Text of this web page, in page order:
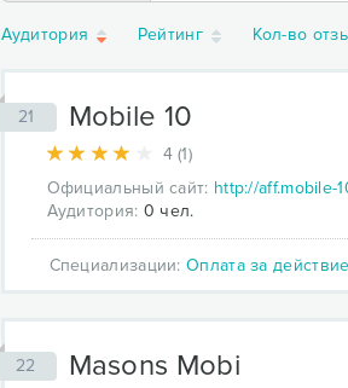
Аудитория Рейтинг Кол-во
21 Mobile 10
4 (1)
Официальный сайт: http://aff.mobile-
Аудитория: 0 чел.
Специализации:Оплата за
22 Masons Mobi